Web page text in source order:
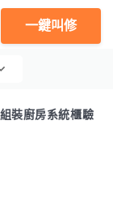
一鍵叫修
裝廚房系統櫃驗